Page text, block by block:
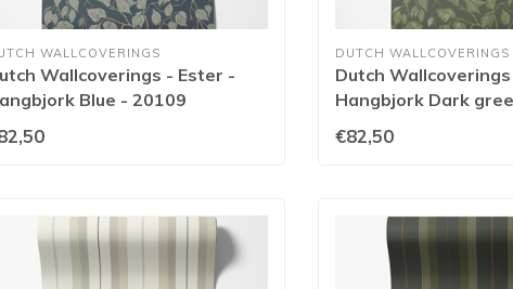
WALLCOVERINGS
Wallcoverings - Ester -
Blue - 20109
DUTCH WALLCOVERINGS
Dutch
Hangbjork Dark
€82,50